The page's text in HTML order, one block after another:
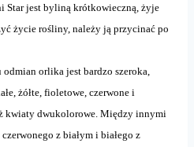
Star jest byliną krótkowieczną, żyje
życie rośliny, należy ją przycinać po
orlika jest bardzo szeroka,
żółte, fioletowe, czerwone i
kwiaty dwukolorowe. Między innymi
z białym i białego z